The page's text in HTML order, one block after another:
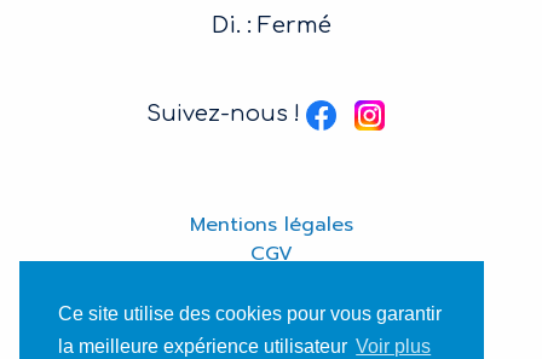
Ce site utilise des cookies pour vous garantir
la meilleure expérience utilisateur Voir plus
Di. : Fermé
Suivez-nous !
Mentions légales
CGV